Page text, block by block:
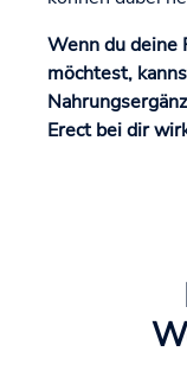
Wenn du deine
möchtest,
Erect bei dir